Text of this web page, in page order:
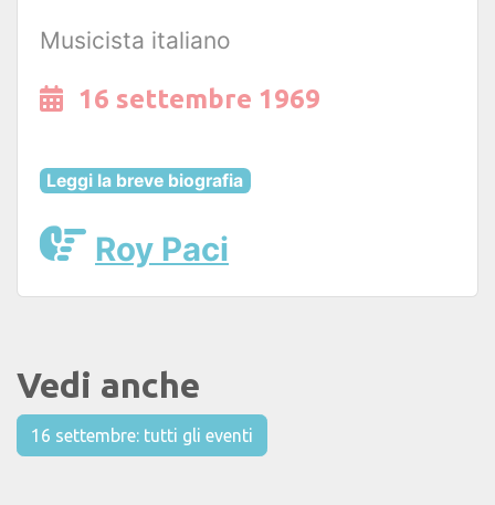
Musicista italiano
16 settembre 1969
Leggi la breve biografia
Roy Paci
Vedi anche
16 settembre: tutti gli eventi